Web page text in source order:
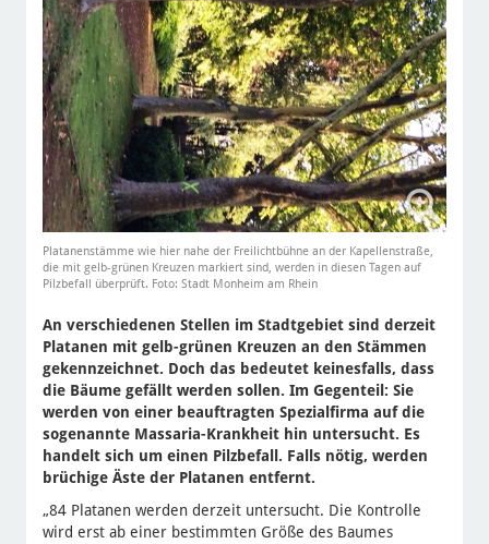
Platanenstämme wie hier nahe der Freilichtbühne an der Kapellenstraße,
die mit gelb-grünen Kreuzen markiert sind, werden in diesen Tagen auf
Pilzbefall überprüft. Foto: Stadt Monheim am Rhein
An verschiedenen Stellen im Stadtgebiet sind derzeit
Platanen mit gelb-grünen Kreuzen an den Stämmen
gekennzeichnet. Doch das bedeutet keinesfalls, dass
die Bäume gefällt werden sollen. Im Gegenteil: Sie
werden von einer beauftragten Spezialfirma auf die
sogenannte Massaria-Krankheit hin untersucht. Es
handelt sich um einen Pilzbefall. Falls nötig, werden
brüchige Äste der Platanen entfernt.
„84 Platanen werden derzeit untersucht. Die Kontrolle
wird erst ab einer bestimmten Größe des Baumes